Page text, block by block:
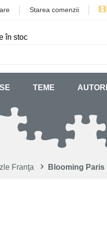
Starea comenzii
în stoc
TEME AUTORI
Franţa Blooming Paris